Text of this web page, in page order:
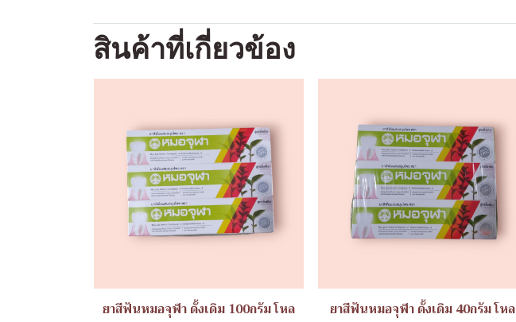
สินค้าที่เกี่ยวข้อง
ยาสีฟันหมอจุฬา ดั้งเดิม 100กรัม โหล ยาสีฟันหมอจุฬา ดั้งเดิม 40กรัม โหล